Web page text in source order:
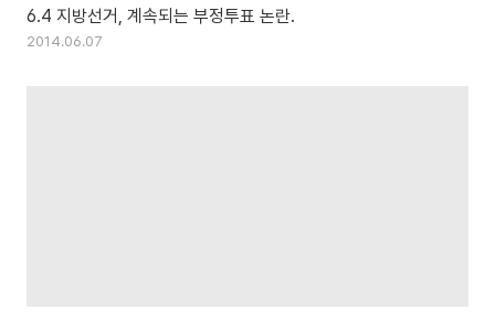
6.4 지방선거, 계속되는 부정투표 논란.
2014.06.07